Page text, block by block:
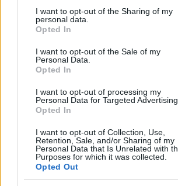
not limited to your visit or usage behaviour.
grant or deny consent to Google and its
use your data for below specified purposes
consent section.
I want to opt-out of the Sharing of my
personal data.
Opted In
I want to opt-out of the Sale of my
Personal Data.
Opted In
I want to opt-out of processing my
Personal Data for Targeted Advertising.
Opted In
I want to opt-out of Collection, Use,
Retention, Sale, and/or Sharing of my
Personal Data that Is Unrelated with
Purposes for which it was collected.
Opted Out
Kijelentem, hogy az
megismertem és azt elfogadom.
SMASH by Meló-Diák: Homok, zene
hangulata – Jön a második forduló! (X)
Július végén folytatódik a balatoni
sorozat.